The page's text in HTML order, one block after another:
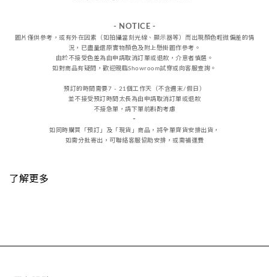
- NOTICE -
圖片僅供參考，或 有外在因素（如拍攝當刻光線、 顯示器等 ）而出現顏色輕微偏差的情
況， 已盡量還原實物顏色及附上懸掛圖作參考。
由於不接受色差為由申請取消訂單或退款，介意者慎選。
如對商品有疑問，歡迎親臨Showroom試穿或向客服查詢。
預訂的時間需要7 - 21個工作天（不含週末/假日）
並不接受預訂時間太長為由申請取消訂單或退款
不接急單，請下單前斟酌考慮
-
如同時購買「預訂」及「現貨」商品，將全單齊貨安排出貨，
如需分批寄出，可聯絡客服協助安排，或需補運費
了解更多